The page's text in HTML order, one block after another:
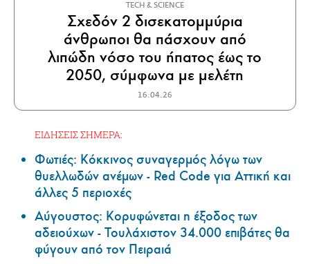
ΤECH & SCIENCE
Σχεδόν 2 δισεκατομμύρια
άνθρωποι θα πάσχουν από
λιπώδη νόσο του ήπατος έως το
2050, σύμφωνα με μελέτη
16.04.26
ΕΙΔΗΣΕΙΣ ΣΗΜΕΡΑ:
Φωτιές: Κόκκινος συναγερμός λόγω των
θυελλωδών ανέμων - Red Code για Αττική και
άλλες 5 περιοχές
Αύγουστος: Κορυφώνεται η έξοδος των
αδειούχων - Τουλάχιστον 34.000 επιβάτες θα
φύγουν από τον Πειραιά